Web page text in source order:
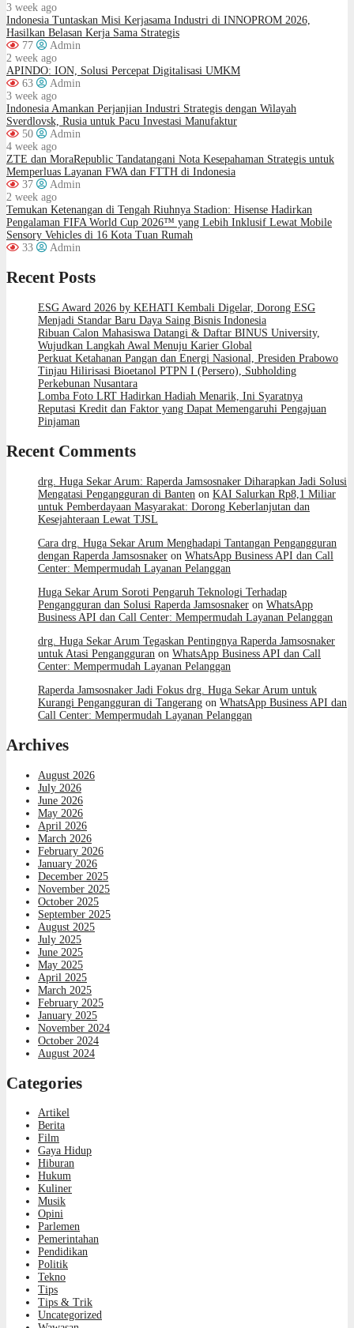
3 week ago
Indonesia Tuntaskan Misi Kerjasama Industri di INNOPROM 2026,
Hasilkan Belasan Kerja Sama Strategis
77
Admin
2 week ago
APINDO: ION, Solusi Percepat Digitalisasi UMKM
63
Admin
3 week ago
Indonesia Amankan Perjanjian Industri Strategis dengan Wilayah
Sverdlovsk, Rusia untuk Pacu Investasi Manufaktur
50
Admin
4 week ago
ZTE dan MoraRepublic Tandatangani Nota Kesepahaman Strategis untuk
Memperluas Layanan FWA dan FTTH di Indonesia
37
Admin
2 week ago
Temukan Ketenangan di Tengah Riuhnya Stadion: Hisense Hadirkan
Pengalaman FIFA World Cup 2026™ yang Lebih Inklusif Lewat Mobile
Sensory Vehicles di 16 Kota Tuan Rumah
33
Admin
Recent Posts
ESG Award 2026 by KEHATI Kembali Digelar, Dorong ESG
Menjadi Standar Baru Daya Saing Bisnis Indonesia
Ribuan Calon Mahasiswa Datangi & Daftar BINUS University,
Wujudkan Langkah Awal Menuju Karier Global
Perkuat Ketahanan Pangan dan Energi Nasional, Presiden Prabowo
Tinjau Hilirisasi Bioetanol PTPN I (Persero), Subholding
Perkebunan Nusantara
Lomba Foto LRT Hadirkan Hadiah Menarik, Ini Syaratnya
Reputasi Kredit dan Faktor yang Dapat Memengaruhi Pengajuan
Pinjaman
Recent Comments
drg. Huga Sekar Arum: Raperda Jamsosnaker Diharapkan Jadi Solusi
Mengatasi Pengangguran di Banten on KAI Salurkan Rp8,1 Miliar
untuk Pemberdayaan Masyarakat: Dorong Keberlanjutan dan
Kesejahteraan Lewat TJSL
Cara drg. Huga Sekar Arum Menghadapi Tantangan Pengangguran
dengan Raperda Jamsosnaker on WhatsApp Business API dan Call
Center: Mempermudah Layanan Pelanggan
Huga Sekar Arum Soroti Pengaruh Teknologi Terhadap
Pengangguran dan Solusi Raperda Jamsosnaker on WhatsApp
Business API dan Call Center: Mempermudah Layanan Pelanggan
drg. Huga Sekar Arum Tegaskan Pentingnya Raperda Jamsosnaker
untuk Atasi Pengangguran on WhatsApp Business API dan Call
Center: Mempermudah Layanan Pelanggan
Raperda Jamsosnaker Jadi Fokus drg. Huga Sekar Arum untuk
Kurangi Pengangguran di Tangerang on WhatsApp Business API dan
Call Center: Mempermudah Layanan Pelanggan
Archives
August 2026
July 2026
June 2026
May 2026
April 2026
March 2026
February 2026
January 2026
December 2025
November 2025
October 2025
September 2025
August 2025
July 2025
June 2025
May 2025
April 2025
March 2025
February 2025
January 2025
November 2024
October 2024
August 2024
Categories
Artikel
Berita
Film
Gaya Hidup
Hiburan
Hukum
Kuliner
Musik
Opini
Parlemen
Pemerintahan
Pendidikan
Politik
Tekno
Tips
Tips & Trik
Uncategorized